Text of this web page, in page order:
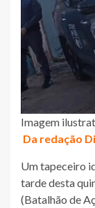
Imagem
Da redação
Um tapeceiro
tarde desta
(Batalhão de